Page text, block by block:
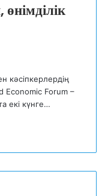
өнімділік
кәсіпкерлердің
Economic Forum –
екі күнге…